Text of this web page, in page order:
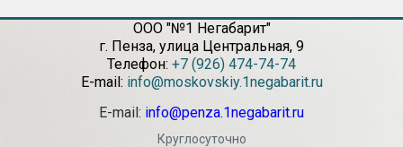
ООО "№1 Негабарит"
г. Пенза, улица Центральная, 9
Телефон: +7 (926) 474-74-74
E-mail: info@moskovskiy.1negabarit.ru
E-mail: info@penza.1negabarit.ru
Круглосуточно